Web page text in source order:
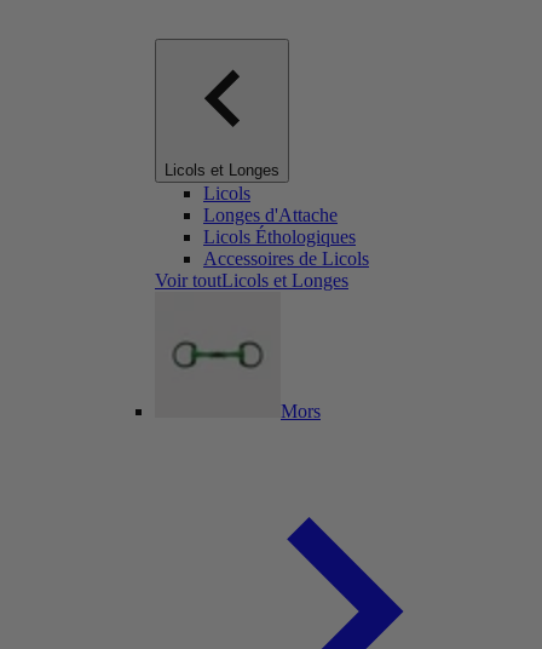
Licols et Longes
Licols
Longes d'Attache
Licols Éthologiques
Accessoires de Licols
Voir toutLicols et Longes
Mors